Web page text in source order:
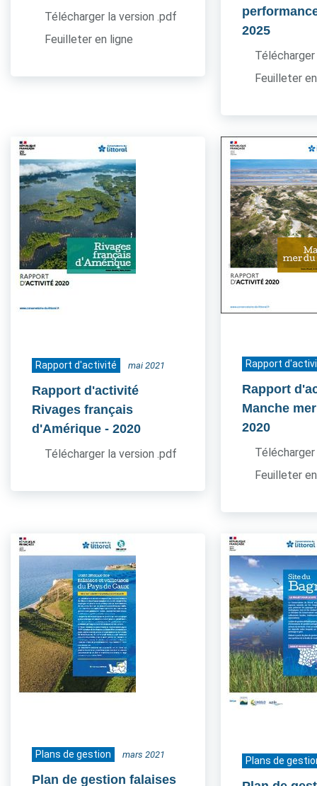
Télécharger la version .pdf
Feuilleter en ligne
2025
Feuilleter
Rapport d'activité mai 2021
Rapport d'activité
Rivages français
d'Amérique - 2020
Télécharger la version .pdf
Rapport
Rapport
Manche
2020
Feuilleter
Plans de gestion mars 2021
Plan de gestion falaises
Plans de